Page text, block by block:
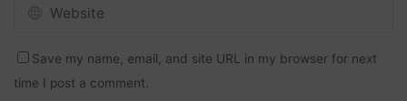
Save my name, email, and site URL in my browser for next
time I post a comment.